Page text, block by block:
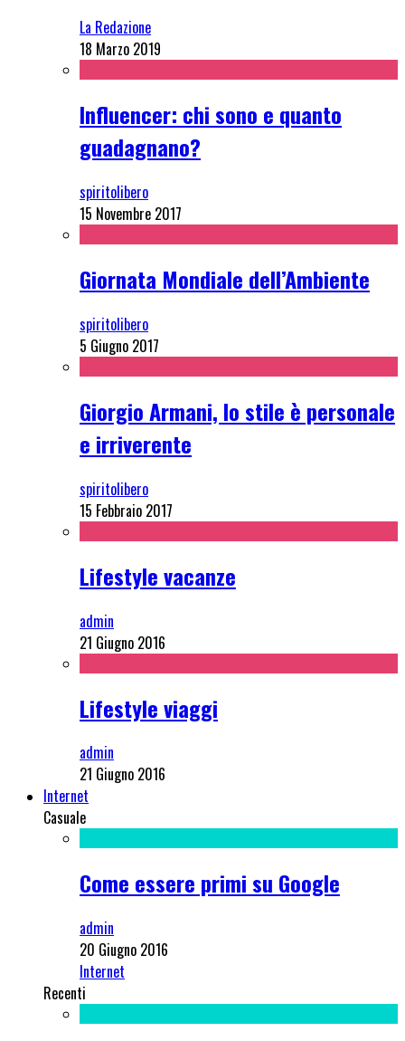
La Redazione
18 Marzo 2019
Influencer: chi sono e quanto
guadagnano?
spiritolibero
15 Novembre 2017
Giornata Mondiale dell’Ambiente
spiritolibero
5 Giugno 2017
Giorgio Armani, lo stile è personale
e irriverente
spiritolibero
15 Febbraio 2017
Lifestyle vacanze
admin
21 Giugno 2016
Lifestyle viaggi
admin
21 Giugno 2016
Internet
Casuale
Come essere primi su Google
admin
20 Giugno 2016
Internet
Recenti